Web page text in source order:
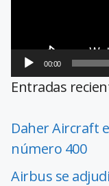
00:00
Entradas
Daher Aircraft
número 400
Airbus se